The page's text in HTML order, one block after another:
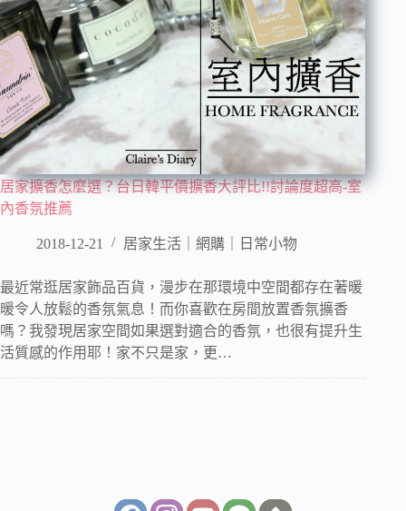
居家擴香怎麼選？台日韓平價擴香大評比!!討論度超高-室
內香氛推薦
2018-12-21 居家生活｜網購｜日常小物
最近常逛居家飾品百貨，漫步在那環境中空間都存在著暖
暖令人放鬆的香氛氣息！而你喜歡在房間放置香氛擴香
嗎？我發現居家空間如果選對適合的香氛，也很有提升生
活質感的作用耶！家不只是家，更…